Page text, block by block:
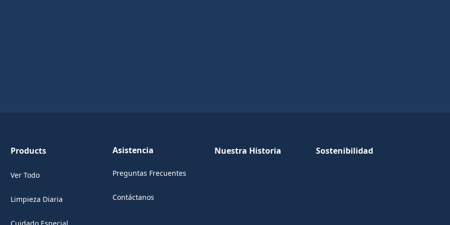
Products
Ver Todo
Limpieza Diaria
Asistencia
Preguntas Frecuentes
Contáctanos
(Opens in a new tab)
Nuestra Historia Sostenibilidad